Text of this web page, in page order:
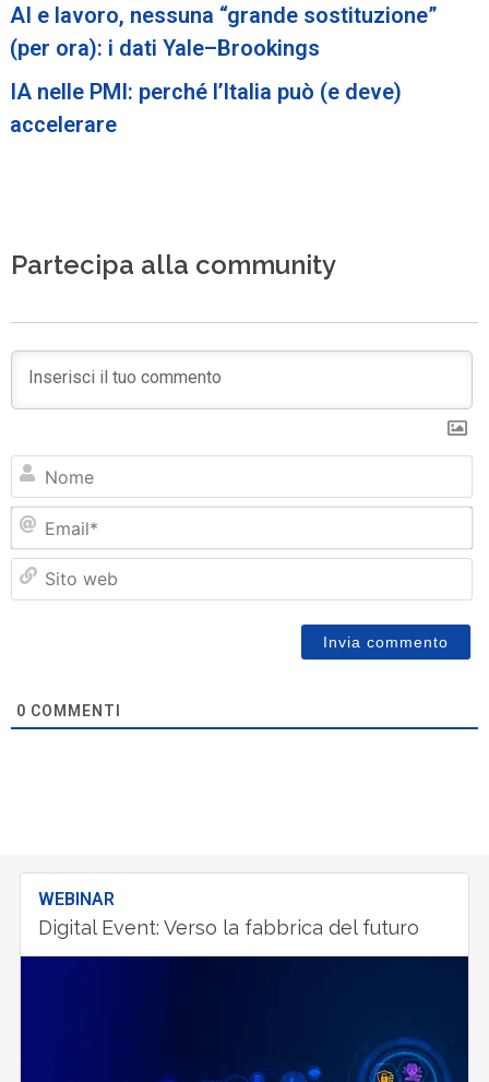
AI e lavoro, nessuna “grande sostituzione”
(per ora): i dati Yale–Brookings
IA nelle PMI: perché l’Italia può (e deve)
accelerare
Partecipa alla community
0 COMMENTI
WEBINAR
Digital Event: Verso la fabbrica del futuro